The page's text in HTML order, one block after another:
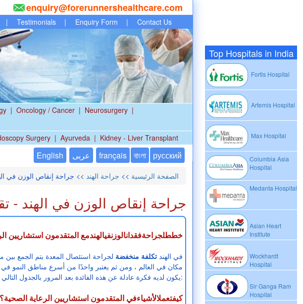
Top Hospitals in India
Fortis Hospital
Artemis Hospital
Max Hospital
Columbia Asia
Hospital
Medanta Hospital
Asian Heart
Institute
Wockhardt
Hospital
Sir Ganga Ram
Hospital
enquiry@forerunnershealthcare.com
| Testimonials | Enquiry Form | Contact Us
| Oncology / Cancer | Neurosurgery |
Surgery | Ayurveda | Kidney - Liver Transplant
English عربى français বাংলা русский
الصفحة الرئيسية >> جراحة الهند >> جراحة إنقاص الوزن في
جراحة إنقاص الوزن في الهند -
خططلجراحةفقدانالوزنفيالهندمع المتقدمون استشاريين
في الهند تكلفة منخفضة لجراحة استئصال المعدة يتم الجمع
مكان في العالم ، ومن ثم يعتبر واحدًا من أسرع مناطق النمو في
يكون لديه فكرة عادلة عن هذه الفائدة بعد المرور بالجدول التالي:
كيفتعملالأشياءفي المتقدمون استشاريين الرعاية الصحية؟